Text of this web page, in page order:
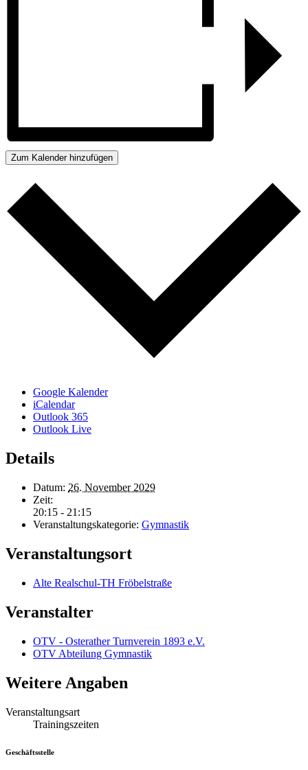
Zum Kalender hinzufügen
Google Kalender
iCalendar
Outlook 365
Outlook Live
Details
Datum: 26. November 2029
Zeit:
20:15 - 21:15
Veranstaltungskategorie: Gymnastik
Veranstaltungsort
Alte Realschul-TH Fröbelstraße
Veranstalter
OTV - Osterather Turnverein 1893 e.V.
OTV Abteilung Gymnastik
Weitere Angaben
Veranstaltungsart
Trainingszeiten
Geschäftsstelle